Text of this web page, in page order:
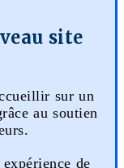
site
sur un
au soutien
de